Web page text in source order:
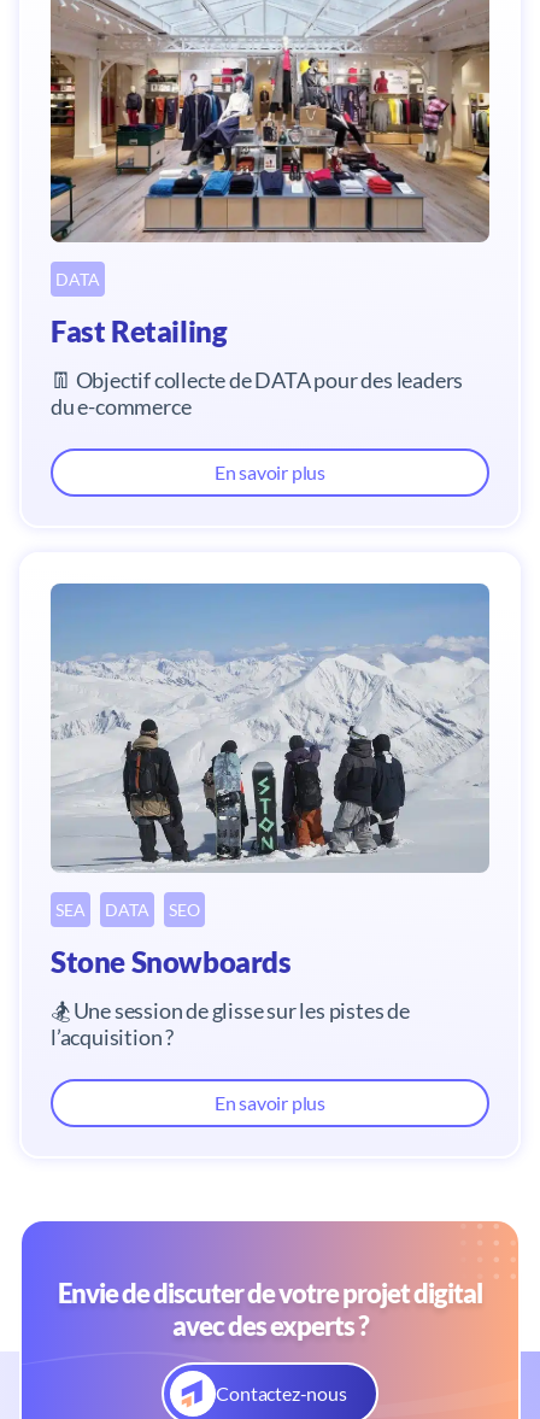
DATA
Fast Retailing
👖 Objectif collecte de DATA pour des leaders
du e-commerce
En savoir plus
SEA DATA SEO
Stone Snowboards
🏂 Une session de glisse sur les pistes de
l’acquisition ?
En savoir plus
Envie de discuter de votre projet digital
avec des experts ?
Contactez-nous